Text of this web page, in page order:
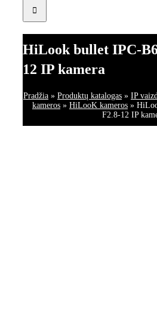
HiLook bullet IPC-
12 IP kamera
Pradžia » Produktų katalogas » IP
kameros » HiLooK kameros »
F2.8-12 IP